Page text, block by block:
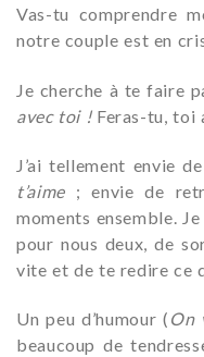
Vas-tu comprendre
notre couple est en
Je cherche à te faire
avec toi !Feras-tu, toi
J’ai tellement envie
t’aime; envie de
moments ensemble.
pour nous deux, de
vite et de te redire ce
Un peu d’humour ( On
beaucoup de